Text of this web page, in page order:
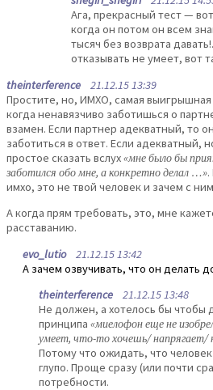
Ага, прекрасный тест —
когда он потом он всем
тысяч без возврата
отказывать не умеет, вот
theinterference 21.12.15 13:39
Простите, но, ИМХО, самая выигрышная
когда ненавязчиво заботишься о
взамен. Если партнер адекватный, то
заботиться в ответ. Если адекватный,
простое сказать вслух«мне было бы
заботился обо мне, а конкретно делал …»
имхо, это не твой человек и зачем с
А когда прям требовать, это, мне
расставанию.
evo_lutio21.12.15 13:42
А зачем озвучивать, что он делать
theinterference 21.12.15 13:48
Не должен, а хотелось бы чтобы
принципа «миелофон еще не
умеет, что-то хочешь/ напрягает/
Потому что ожидать, что
глупо. Проще сразу (или почти
потребности.